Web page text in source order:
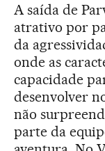
A saída de
atrativo por
da
onde as
capacidade
desenvolver
não
parte da